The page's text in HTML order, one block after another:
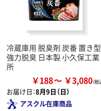
冷蔵庫用 脱臭剤 炭番 置き型
強力脱臭 日本製 小久保工業
所
￥188 ￥3,080
お届け日：8月9日（日）
アスクル在庫商品